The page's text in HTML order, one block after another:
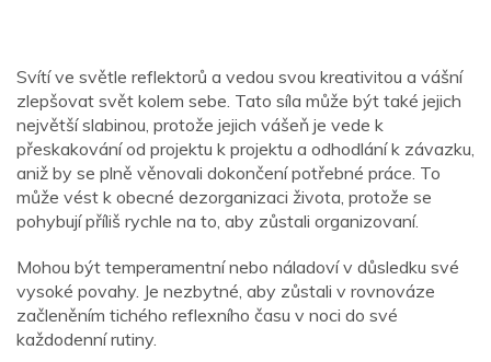
Svítí ve světle reflektorů a vedou svou kreativitou a vášní
zlepšovat svět kolem sebe. Tato síla může být také jejich
největší slabinou, protože jejich vášeň je vede k
přeskakování od projektu k projektu a odhodlání k závazku,
aniž by se plně věnovali dokončení potřebné práce. To
může vést k obecné dezorganizaci života, protože se
pohybují příliš rychle na to, aby zůstali organizovaní.
Mohou být temperamentní nebo náladoví v důsledku své
vysoké povahy. Je nezbytné, aby zůstali v rovnováze
začleněním tichého reflexního času v noci do své
každodenní rutiny.